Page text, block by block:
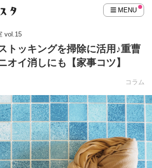
MENU
vol.15
トッキングを掃除に活用♪重曹
オイ消しにも【家事コツ】
コラム